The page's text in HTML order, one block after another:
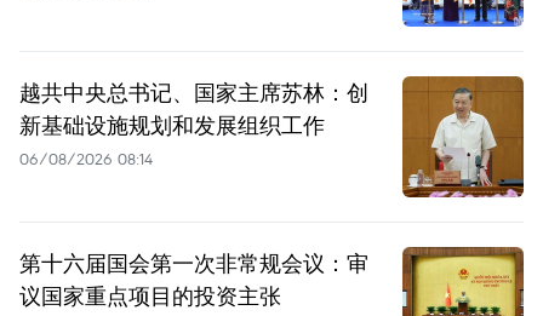
越共中央总书记、国家主席苏林：创
新基础设施规划和发展组织工作
06/08/2026 08:14
第十六届国会第一次非常规会议：审
议国家重点项目的投资主张